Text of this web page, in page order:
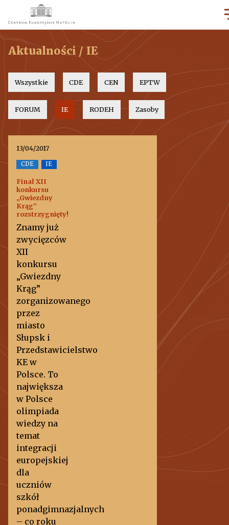
Aktualności / IE
Wszystkie CDE CEN EPTW
FORUM IE RODEH Zasoby
13/04/2017
CDE IE
Finał XII
konkursu
„Gwiezdny
Krąg”
rozstrzygnięty!
Znamy już
zwycięzców
XII
konkursu
„Gwiezdny
Krąg”
zorganizowanego
przez
miasto
Słupsk i
Przedstawicielstwo
KE w
Polsce. To
największa
w Polsce
olimpiada
wiedzy na
temat
integracji
europejskiej
dla
uczniów
szkół
ponadgimnazjalnych
– co roku